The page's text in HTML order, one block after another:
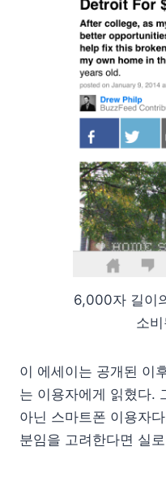
6,000자 길이
소
이 에세이는 공개된 이
는 이용자에게 읽혔다.
아닌 스마트폰 이용자
분임을 고려한다면 실